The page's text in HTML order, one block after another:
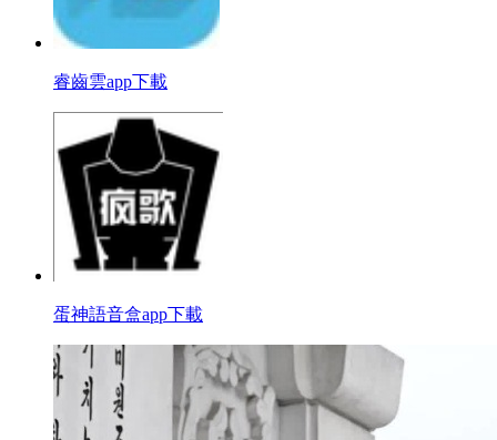
睿齒雲app下載
蛋神語音盒app下載